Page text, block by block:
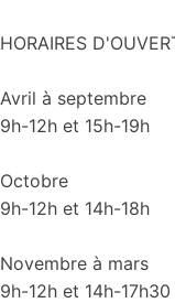
HORAIRES
Avril à septembre
9h-12h et 15h-19h
Octobre
9h-12h et 14h-18h
Novembre à mars
9h-12h et 14h-17h30